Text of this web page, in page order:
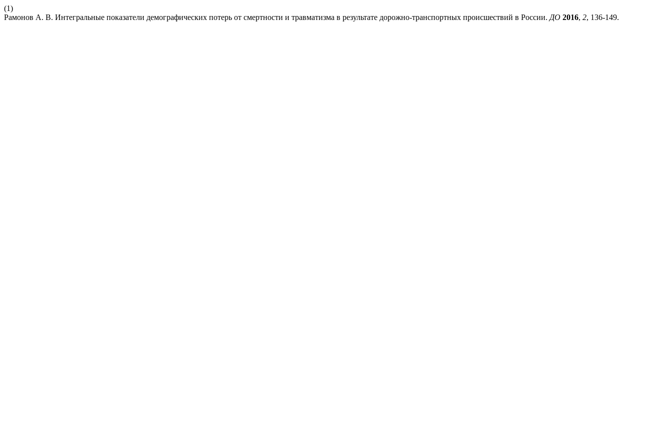
(1)
Рамонов А. В. Интегральные показатели демографических потерь от смертности и травматизма в результате дорожно-транспортных происшествий в России. ДО 2016, 2, 136-149.